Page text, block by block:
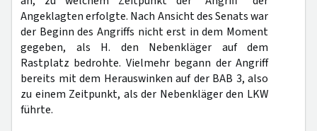
Angeklagten erfolgte. Nach Ansicht des Senats war
der Beginn des Angriffs nicht erst in dem Moment
gegeben, als H. den Nebenkläger auf dem
Rastplatz bedrohte. Vielmehr begann der Angriff
bereits mit dem Herauswinken auf der BAB 3, also
zu einem Zeitpunkt, als der Nebenkläger den LKW
führte.